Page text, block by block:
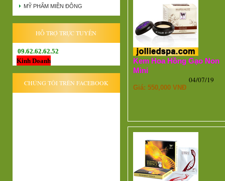
MỸ PHẨM MIỀN ĐÔNG
HỖ TRỢ TRỰC TUYẾN
09.62.62.62.52
Kinh Doanh
CHÚNG TÔI TRÊN FACEBOOK
Kem Hoa Hồng Gạo Non
Mini
Giá: 550,000 VNĐ
04/07/19